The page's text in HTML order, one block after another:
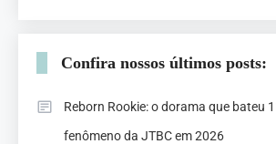
Confira nossos últimos posts:
Reborn Rookie: o dorama que bateu
fenômeno da JTBC em 2026